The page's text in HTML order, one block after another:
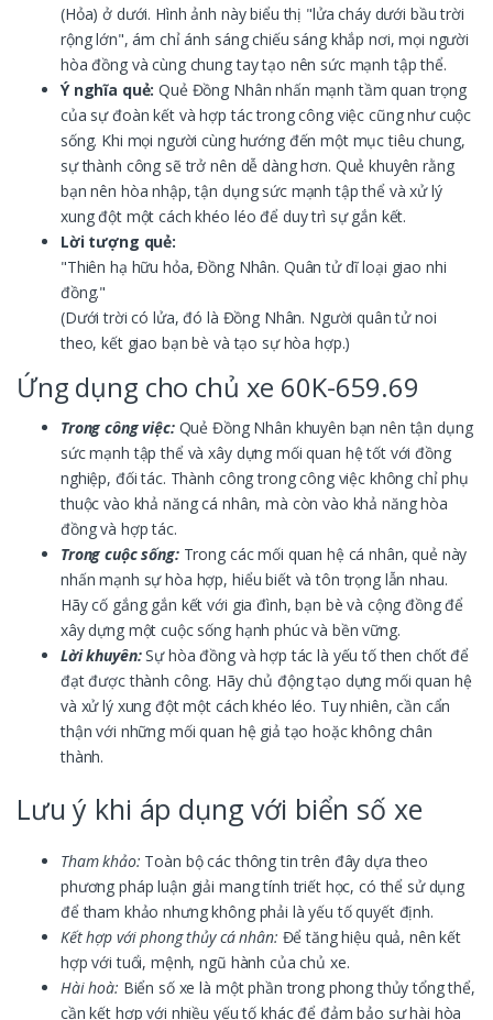
(Hỏa) ở dưới. Hình ảnh này biểu thị "lửa cháy dưới bầu trời
rộng lớn", ám chỉ ánh sáng chiếu sáng khắp nơi, mọi người
hòa đồng và cùng chung tay tạo nên sức mạnh tập thể.
Ý nghĩa quẻ: Quẻ Đồng Nhân nhấn mạnh tầm quan trọng
của sự đoàn kết và hợp tác trong công việc cũng như cuộc
sống. Khi mọi người cùng hướng đến một mục tiêu chung,
sự thành công sẽ trở nên dễ dàng hơn. Quẻ khuyên rằng
bạn nên hòa nhập, tận dụng sức mạnh tập thể và xử lý
xung đột một cách khéo léo để duy trì sự gắn kết.
Lời tượng quẻ:
"Thiên hạ hữu hỏa, Đồng Nhân. Quân tử dĩ loại giao nhi
đồng."
(Dưới trời có lửa, đó là Đồng Nhân. Người quân tử noi
theo, kết giao bạn bè và tạo sự hòa hợp.)
Ứng dụng cho chủ xe 60K-659.69
Trong công việc:Quẻ Đồng Nhân khuyên bạn nên tận dụng
sức mạnh tập thể và xây dựng mối quan hệ tốt với đồng
nghiệp, đối tác. Thành công trong công việc không chỉ phụ
thuộc vào khả năng cá nhân, mà còn vào khả năng hòa
đồng và hợp tác.
Trong cuộc sống:Trong các mối quan hệ cá nhân, quẻ này
nhấn mạnh sự hòa hợp, hiểu biết và tôn trọng lẫn nhau.
Hãy cố gắng gắn kết với gia đình, bạn bè và cộng đồng để
xây dựng một cuộc sống hạnh phúc và bền vững.
Lời khuyên:Sự hòa đồng và hợp tác là yếu tố then chốt để
đạt được thành công. Hãy chủ động tạo dựng mối quan hệ
và xử lý xung đột một cách khéo léo. Tuy nhiên, cần cẩn
thận với những mối quan hệ giả tạo hoặc không chân
thành.
Lưu ý khi áp dụng với biển số xe
Tham khảo: Toàn bộ các thông tin trên đây dựa theo
phương pháp luận giải mang tính triết học, có thể sử dụng
để tham khảo nhưng không phải là yếu tố quyết định.
Kết hợp với phong thủy cá nhân: Để tăng hiệu quả, nên kết
hợp với tuổi, mệnh, ngũ hành của chủ xe.
Hài hoà: Biển số xe là một phần trong phong thủy tổng thể,
cần kết hợp với nhiều yếu tố khác để đảm bảo sự hài hòa